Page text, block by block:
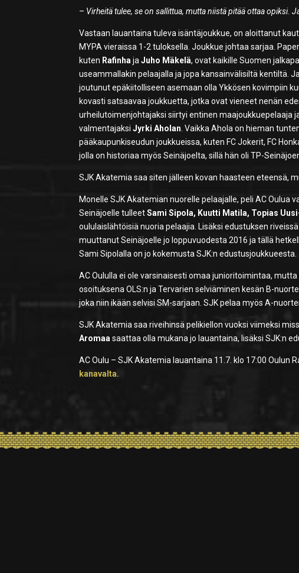
– Virheitä tulee, se on sallittua, mutta niistä pitää ottaa opiksi.
Vastaan lauantaina tuleva isäntäjoukkue, on aloittanut
MYPA vieraissa 1-2 tuloksella. Joukkue johtaa sarjaa.
kuten Rafinha jaJuho Mäkelä, ovat kaikille Suomen
useammallakin pelaajalla ja jopa kansainvälisiltä kentiltä.
joutunut epäkiitolliseen asemaan olla Ykkösen kovimpiin
kovasti satsaavaa joukkuetta, jotka ovat vieneet nenän
urheilutoimenjohtajaksi siirtyi entinen maajoukkuepelaaja
valmentajaksiJyrki Aholan . Vaikka Ahola on hieman
pääkaupunkiseudun joukkueissa, kuten FC Jokerit, FC
jolla on historiaa myös Seinäjoelta, sillä hän oli TP-
SJK Akatemia saa siten jälleen kovan haasteen eteensä,
Monelle SJK Akatemian nuorelle pelaajalle, peli AC Oulua
Seinäjoelle tulleetSami Sipola, Kuutti Matila, Topias
oululaislähtöisiä nuoria pelaajia. Lisäksi edustuksen
muuttanut Seinäjoelle jo loppuvuodesta 2016 ja tällä
Sami Sipolalla on jo kokemusta SJK:n edustusjoukkueesta.
AC Oululla ei ole varsinaisesti omaa junioritoimintaa,
osoituksena OLS:n ja Tervarien selviäminen kesän B-
joka niin ikään selvisi SM-sarjaan. SJK pelaa myös A-
SJK Akatemia saa riveihinsä pelikiellon vuoksi viimeksi
Aromaa saattaa olla mukana jo lauantaina, lisäksi SJK:n
AC Oulu – SJK Akatemia lauantaina 11.7. klo 17:00 Oulun
kanavalta.